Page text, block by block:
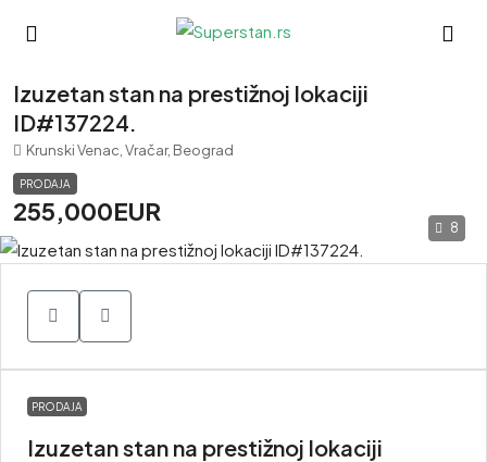
Izuzetan stan na prestižnoj lokaciji
ID#137224.
Krunski Venac, Vračar, Beograd
PRODAJA
255,000EUR
8
PRODAJA
Izuzetan stan na prestižnoj lokaciji